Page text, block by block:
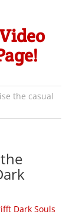
the casual
Dark Souls